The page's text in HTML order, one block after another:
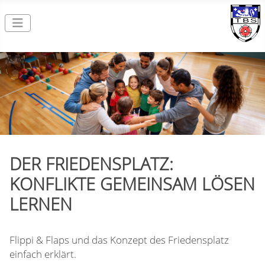
DER FRIEDENSPLATZ:
KONFLIKTE GEMEINSAM LÖSEN
LERNEN
Flippi & Flaps und das Konzept des Friedensplatz
einfach erklärt.